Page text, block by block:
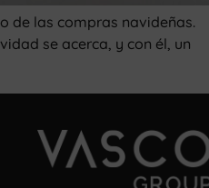
de las compras navideñas.
se acerca, y con él, un